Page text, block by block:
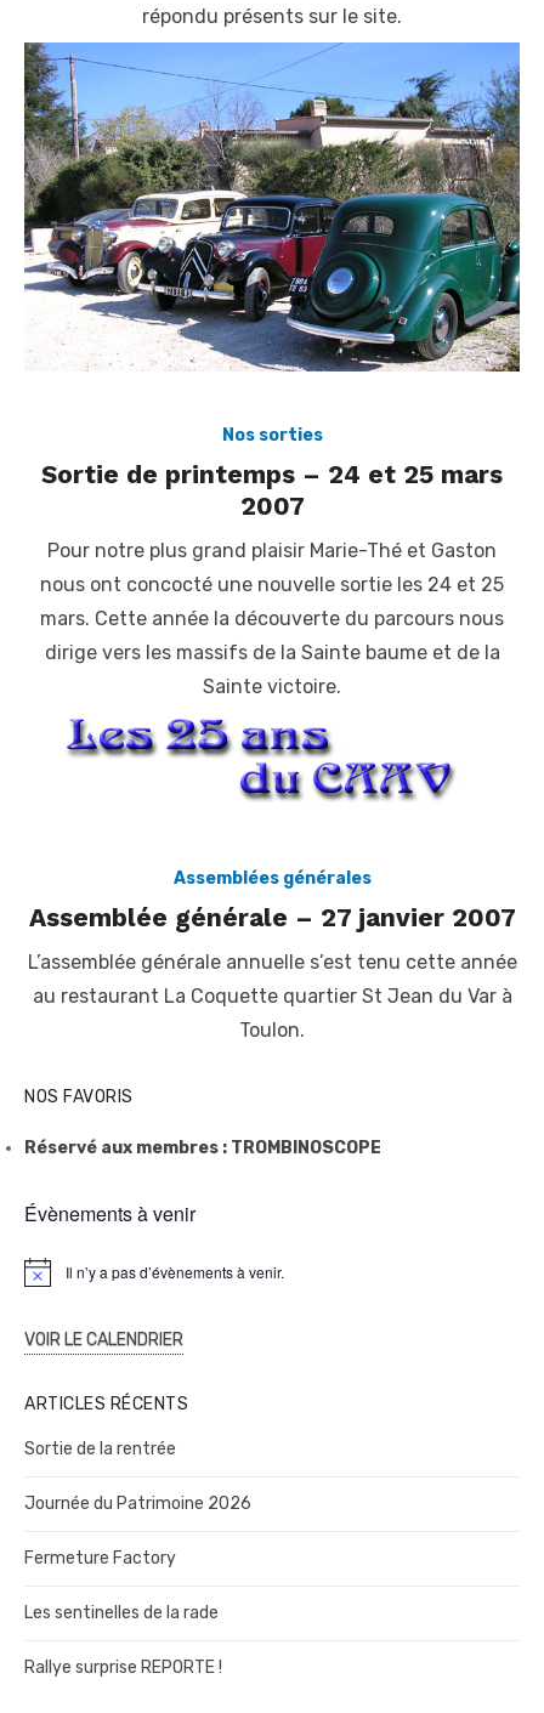
répondu présents sur le site.
Nos sorties
Sortie de printemps – 24 et 25 mars
2007
Pour notre plus grand plaisir Marie-Thé et Gaston
nous ont concocté une nouvelle sortie les 24 et 25
mars. Cette année la découverte du parcours nous
dirige vers les massifs de la Sainte baume et de la
Sainte victoire.
Assemblées générales
Assemblée générale – 27 janvier 2007
L’assemblée générale annuelle s’est tenu cette année
au restaurant La Coquette quartier St Jean du Var à
Toulon.
NOS FAVORIS
Réservé aux membres : TROMBINOSCOPE
Évènements à venir
N
i
c
Il n’y a pas d’évènements à venir.
VOIR LE CALENDRIER
ARTICLES RÉCENTS
Sortie de la rentrée
Journée du Patrimoine 2026
Fermeture Factory
Les sentinelles de la rade
Rallye surprise REPORTE !